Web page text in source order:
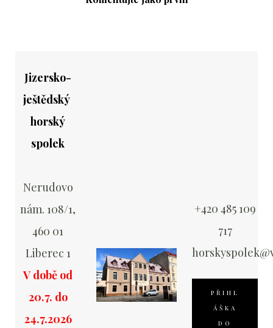
Jizersko-
ještědský
horský
spolek
Nerudovo
nám. 108/1,
460 01
Liberec 1
V době od
20.7. do
24.7.2026
+420 485 109
717
PŘIHL
ÁŠKA
DO